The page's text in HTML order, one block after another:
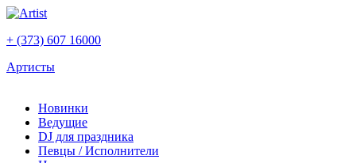
+ (373) 607 16000
Артисты
Новинки
Ведущие
DJ для праздника
Певцы / Исполнители